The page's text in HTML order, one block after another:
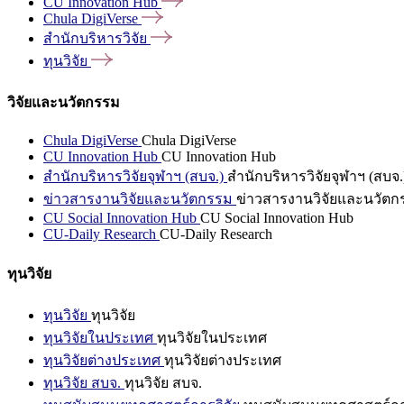
Chula DigiVerse
สำนักบริหารวิจัย
ทุนวิจัย
วิจัยและนวัตกรรม
Chula DigiVerse Chula DigiVerse
CU Innovation Hub CU Innovation Hub
สำนักบริหารวิจัยจุฬาฯ (สบจ.) สำนักบริหารวิจัยจุฬาฯ (สบจ
ข่าวสารงานวิจัยและนวัตกรรม ข่าวสารงานวิจัยและนวัตก
CU Social Innovation Hub CU Social Innovation Hub
CU-Daily Research CU-Daily Research
ทุนวิจัย
ทุนวิจัย ทุนวิจัย
ทุนวิจัยในประเทศ ทุนวิจัยในประเทศ
ทุนวิจัยต่างประเทศ ทุนวิจัยต่างประเทศ
ทุนวิจัย สบจ. ทุนวิจัย สบจ.